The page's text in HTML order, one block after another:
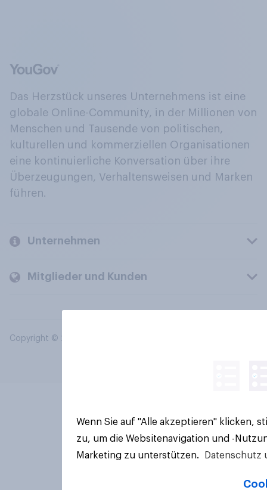
Das Herzstück unseres Unternehmens ist eine
globale Online-Community, in der Millionen von
Menschen und Tausende von politischen,
kulturellen und kommerziellen Organisationen
eine kontinuierliche Konversation über ihre
Überzeugungen, Verhaltensweisen und Marken
führen.
Unternehmen
Mitglieder und Kunden
Copyright © 2026 YouGov PLC. Alle Rechte vorbehalten.
Wenn Sie auf "Alle akzeptieren" klicken,
zu, um die Websitenavigation und -
Marketing zu unterstützen.
Datenschutz